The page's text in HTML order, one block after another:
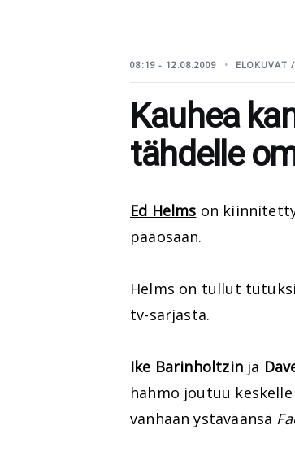
08:19 - 12.08.2009 ELOKUVAT /
Kauhea
tähdelle
Ed Helms on
pääosaan.
Helms on tullut
tv-sarjasta.
Ike Barinholtzinja
hahmo joutuu
vanhaan ystäväänsä